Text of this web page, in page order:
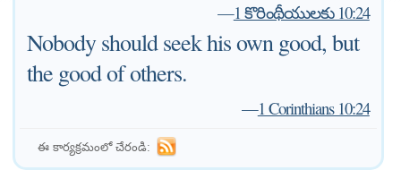
—1 కొరింథీయులకు 10:24
Nobody should seek his own good, but
the good of others.
—1 Corinthians 10:24
ఈ కార్యక్రమంలో చేరండి: